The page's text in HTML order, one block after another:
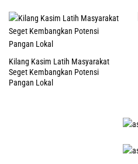
Kilang Kasim Latih Masyarakat
Seget Kembangkan Potensi
Pangan Lokal